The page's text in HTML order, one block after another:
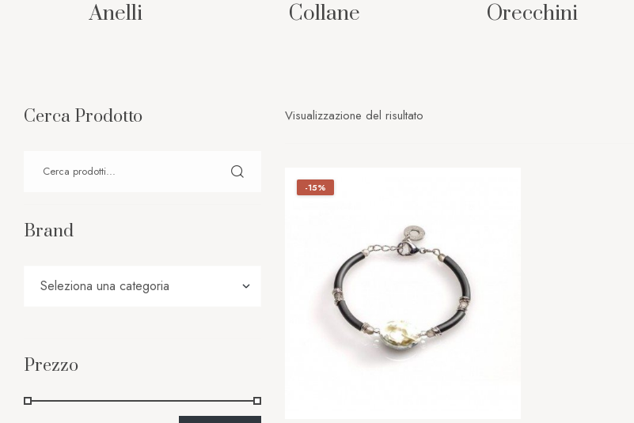
Anelli Collane Orecchini
Visualizzazione del risultato
-15%
Cerca Prodotto
Brand
Prezzo